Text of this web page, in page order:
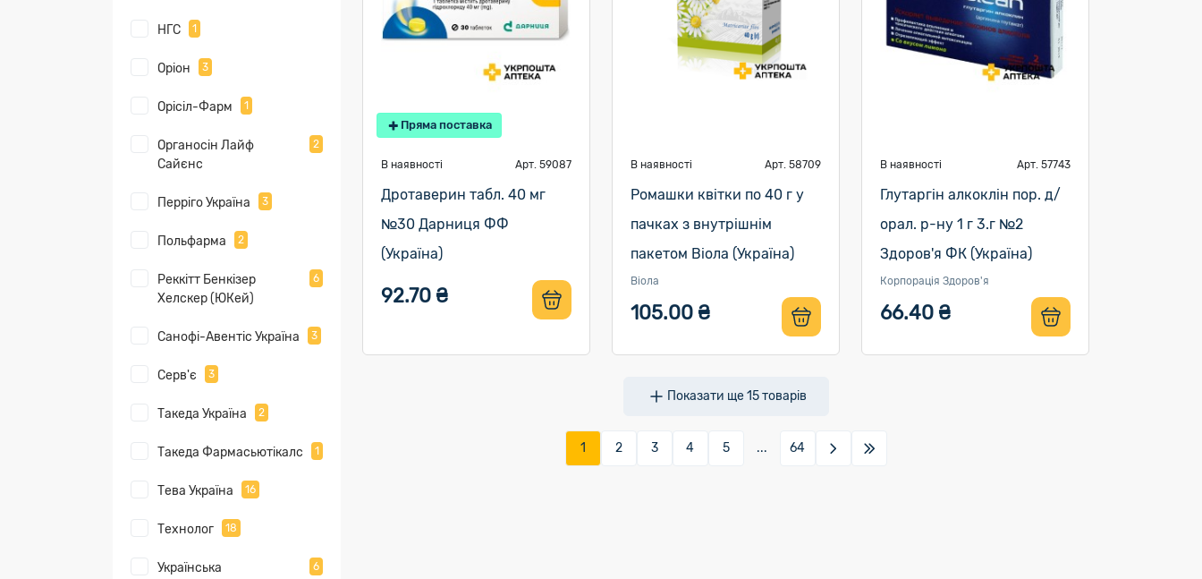
НГС 1
Оріон 3
Орісіл-Фарм 1
Органосін Лайф
Сайєнс
2
Перріго Україна 3
Польфарма 2
Реккітт Бенкізер
Хелскер (ЮКей)
6
Санофі-Авентіс Україна 3
Серв'є 3
Такеда Україна 2
Такеда Фармасьютікалс 1
Тева Україна 16
Технолог 18
Українська 6
Пряма поставка
В наявності Арт. 59087
Дротаверин табл. 40 мг
№30 Дарниця ФФ
(Україна)
92.70 ₴
В наявності Арт. 58709
Ромашки квітки по 40 г у
пачках з внутрішнім
пакетом Віола (Україна)
Віола
105.00 ₴
В наявності Арт. 57743
Глутаргін алкоклін пор. д/
орал. р-ну 1 г 3.г №2
Здоров'я ФК (Україна)
Корпорація Здоров'я
66.40 ₴
Показати ще15товарів
1 2 3 4 5 ... 64